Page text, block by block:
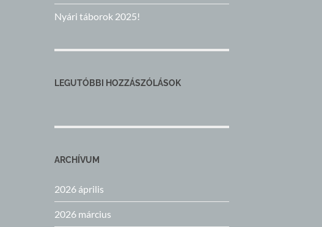
Nyári táborok 2025!
LEGUTÓBBI HOZZÁSZÓLÁSOK
ARCHÍVUM
2026 április
2026 március